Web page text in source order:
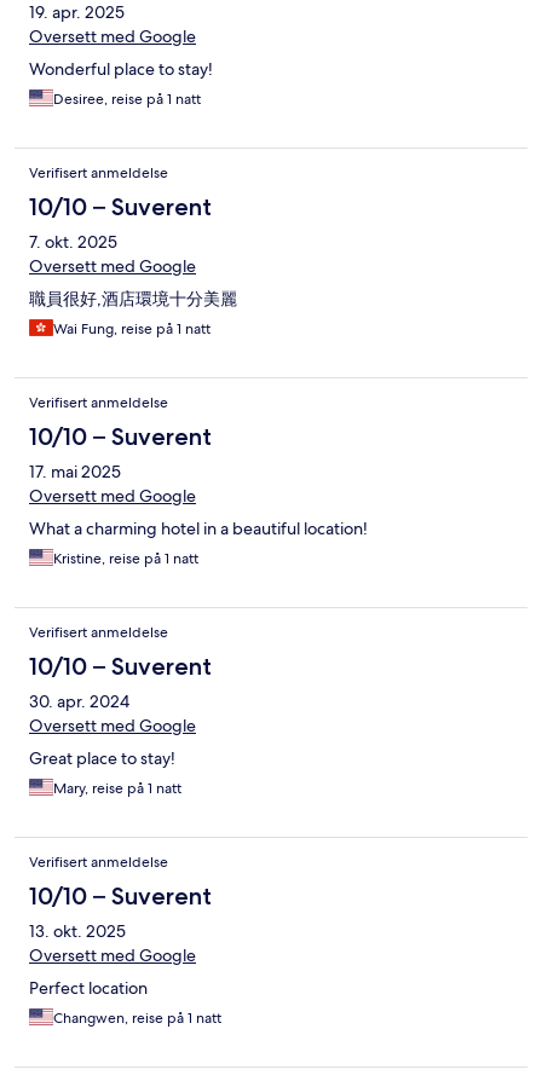
19. apr. 2025
Oversett med Google
Wonderful place to stay!
Desiree, reise på 1 natt
Verifisert anmeldelse
10/10 – Suverent
7. okt. 2025
Oversett med Google
職員很好,酒店環境十分美麗
Wai Fung, reise på 1 natt
Verifisert anmeldelse
10/10 – Suverent
17. mai 2025
Oversett med Google
What a charming hotel in a beautiful location!
Kristine, reise på 1 natt
Verifisert anmeldelse
10/10 – Suverent
30. apr. 2024
Oversett med Google
Great place to stay!
Mary, reise på 1 natt
Verifisert anmeldelse
10/10 – Suverent
13. okt. 2025
Oversett med Google
Perfect location
Changwen, reise på 1 natt